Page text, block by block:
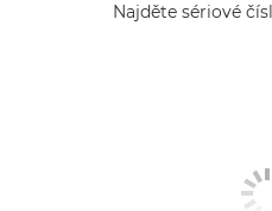
Najděte sériové